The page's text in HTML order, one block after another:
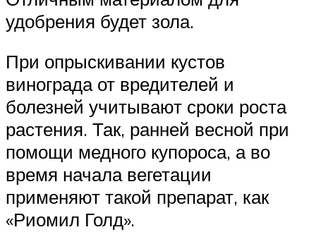
удобрения будет зола.
При опрыскивании кустов
винограда от вредителей и
болезней учитывают сроки роста
растения. Так, ранней весной при
помощи медного купороса, а во
время начала вегетации
применяют такой препарат, как
«Риомил Голд».